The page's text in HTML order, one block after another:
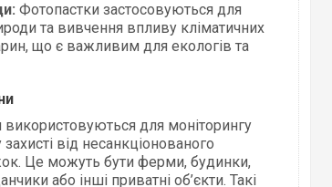
Фотопастки застосовуються для
та вивчення впливу кліматичних
що є важливим для екологів та
для моніторингу
від несанкціонованого
Це можуть бути ферми, будинки,
або інші приватні об’єкти. Такі